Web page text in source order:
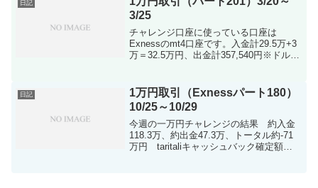
日記
3/25
チャレンジ口座に使っている口座は
Exnessのmt4口座です。入金計29.5万+3
万＝32.5万円、出金計357,540円※ドル建
はドル円の取引で週の初めか...
日記
1万円取引（Exnessパート180）
10/25～10/29
今週の一万円チャレンジの結果 約入金
118.3万、約出金47.3万、トータル約-71
万円 taritaliキャッシュバック確定額